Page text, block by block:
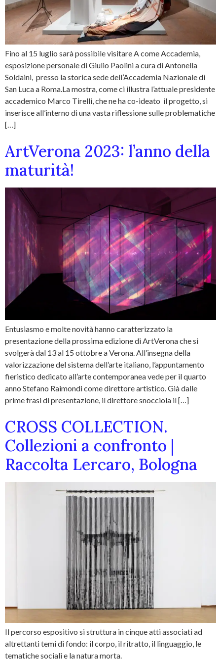
Fino al 15 luglio sarà possibile visitare A come Accademia,
esposizione personale di Giulio Paolini a cura di Antonella
Soldaini, presso la storica sede dell’Accademia Nazionale di
San Luca a Roma.La mostra, come ci illustra l’attuale presidente
accademico Marco Tirelli, che ne ha co-ideato il progetto, si
inserisce all’interno di una vasta riflessione sulle problematiche
[…]
ArtVerona 2023: l’anno della
maturità!
Entusiasmo e molte novità hanno caratterizzato la
presentazione della prossima edizione di ArtVerona che si
svolgerà dal 13 al 15 ottobre a Verona. All’insegna della
valorizzazione del sistema dell’arte italiano, l’appuntamento
fieristico dedicato all’arte contemporanea vede per il quarto
anno Stefano Raimondi come direttore artistico. Già dalle
prime frasi di presentazione, il direttore snocciola il […]
CROSS COLLECTION.
Collezioni a confronto |
Raccolta Lercaro, Bologna
Il percorso espositivo si struttura in cinque atti associati ad
altrettanti temi di fondo: il corpo, il ritratto, il linguaggio, le
tematiche sociali e la natura morta.